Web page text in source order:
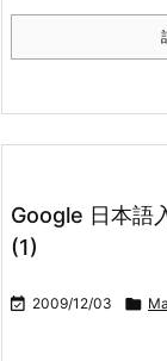
Google 日本語
(1)
 2009/12/03 